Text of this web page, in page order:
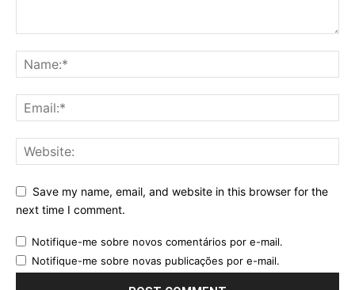
Save my name, email, and website in this browser for the
next time I comment.
Notifique-me sobre novos comentários por e-mail.
Notifique-me sobre novas publicações por e-mail.